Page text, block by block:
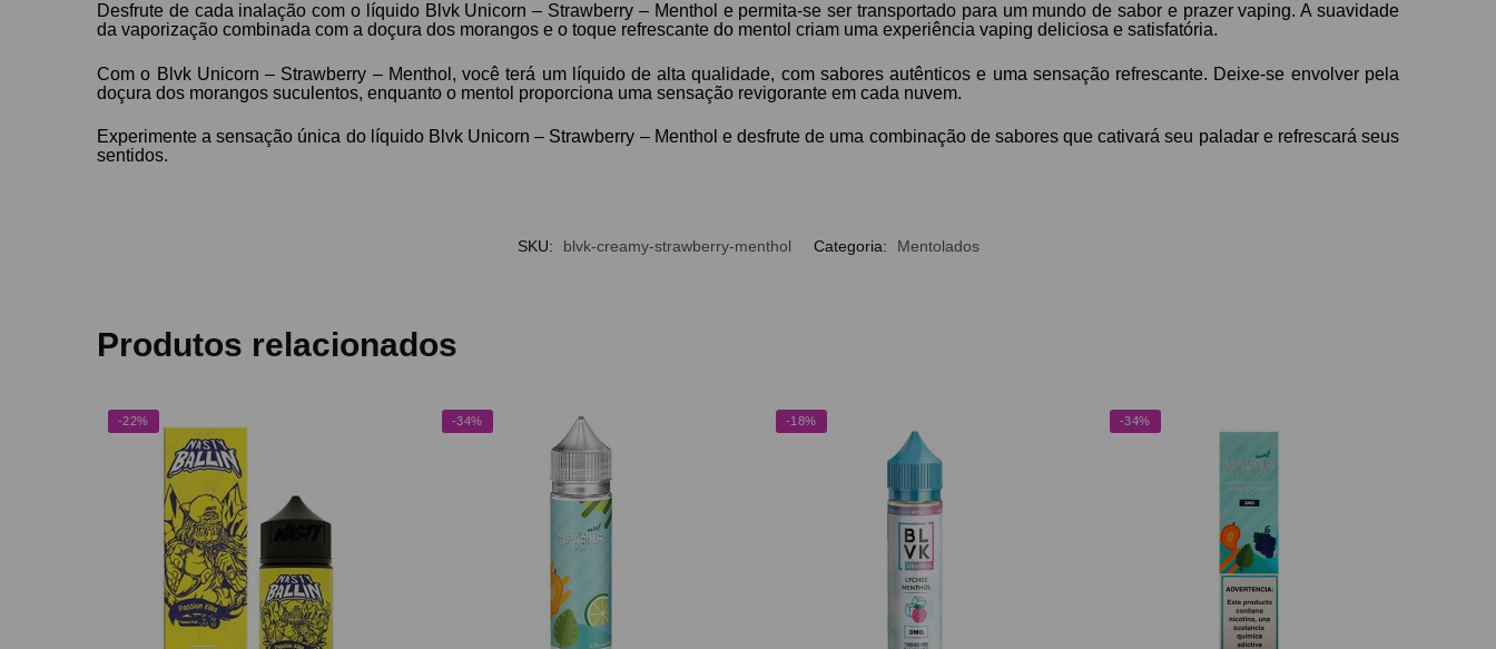
Desfrute de cada inalação com o líquido Blvk Unicorn – Strawberry – Menthol e permita-se ser transportado para um mundo de sabor e prazer vaping. A suavidade
da vaporização combinada com a doçura dos morangos e o toque refrescante do mentol criam uma experiência vaping deliciosa e satisfatória.
Com o Blvk Unicorn – Strawberry – Menthol, você terá um líquido de alta qualidade, com sabores autênticos e uma sensação refrescante. Deixe-se envolver pela
doçura dos morangos suculentos, enquanto o mentol proporciona uma sensação revigorante em cada nuvem.
Experimente a sensação única do líquido Blvk Unicorn – Strawberry – Menthol e desfrute de uma combinação de sabores que cativará seu paladar e refrescará seus
sentidos.
SKU: blvk-creamy-strawberry-menthol Categoria: Mentolados
Produtos relacionados
-22% -34% -18% -34%